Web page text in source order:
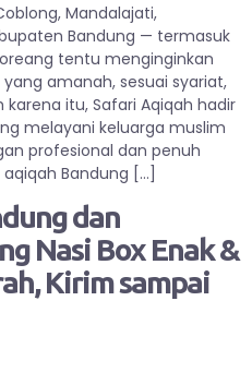
Mandalajati,
Bandung — termasuk
tentu menginginkan
amanah, sesuai syariat,
itu, Safari Aqiqah hadir
melayani keluarga muslim
profesional dan penuh
Bandung […]
dan
Nasi Box Enak &
Kirim sampai